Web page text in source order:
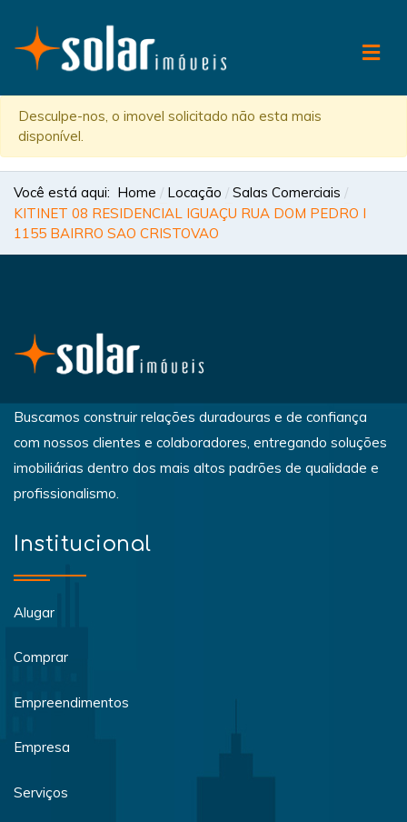
Desculpe-nos, o imovel solicitado não esta mais
disponível.
Você está aqui: Home Locação
Salas Comerciais
KITINET 08 RESIDENCIAL IGUAÇU RUA DOM PEDRO I
1155 BAIRRO SAO CRISTOVAO
Buscamos construir relações duradouras e de confiança
com nossos clientes e colaboradores, entregando soluções
imobiliárias dentro dos mais altos padrões de qualidade e
profissionalismo.
Institucional
Alugar
Comprar
Empreendimentos
Empresa
Serviços